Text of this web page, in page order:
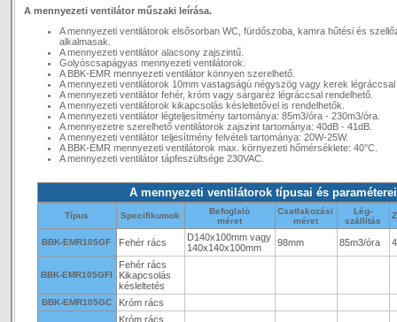
A mennyezeti ventilátor műszaki leírása.
A mennyezeti ventilátorok elsősorban WC, fürdőszoba, kamra hűtési és
alkalmasak.
A mennyezeti ventilátor alacsony zajszintű.
Golyóscsapágyas mennyezeti ventilátorok.
A BBK-EMR mennyezeti ventilátor könnyen szerelhető.
A mennyezeti ventilátorok 10mm vastagságú négyszög vagy kerek
A mennyezeti ventilátor fehér, króm vagy sárgaréz légráccsal rendelhető.
A mennyezeti ventilátorok kikapcsolás késleltetővel is rendelhetők.
A mennyezeti ventilátor légteljesítmény tartománya: 85m3/óra - 230m3/óra.
A mennyezetre szerelhető ventilátorok zajszint tartománya: 40dB - 41dB.
A mennyezeti ventilátor teljesítmény felvételi tartománya: 20W-25W.
A BBK-EMR mennyezeti ventilátorok max. környezeti hőmérséklete: 40°C.
A mennyezeti ventilátor tápfeszültsége 230VAC.
A mennyezeti ventilátorok típusai és paraméterei
Típus Specifikumok
Befoglaló
méret
Csatlakozási
méret
Lég-
szállítás
BBK-EMR105GF Fehér rács
D140x100mm vagy
140x140x100mm
98mm 85m3/óra
BBK-EMR105GFI
Fehér rács
Kikapcsolás
késleltetés
BBK-EMR105GC Króm rács
Króm rács